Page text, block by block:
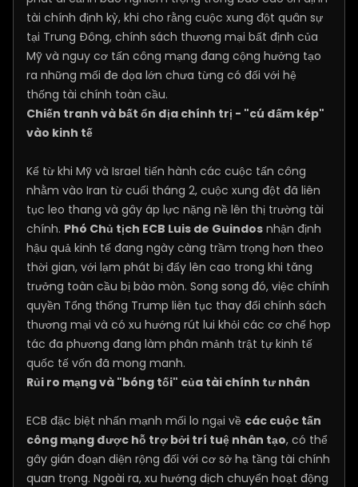
tài chính định kỳ, khi cho rằng cuộc xung đột quân sự
tại Trung Đông, chính sách thương mại bất định của
Mỹ và nguy cơ tấn công mạng đang cộng hưởng tạo
ra những mối đe dọa lớn chưa từng có đối với hệ
thống tài chính toàn cầu.
Chiến tranh và bất ổn địa chính trị - "cú đấm kép"
vào kinh tế
Kể từ khi Mỹ và Israel tiến hành các cuộc tấn công
nhằm vào Iran từ cuối tháng 2, cuộc xung đột đã liên
tục leo thang và gây áp lực nặng nề lên thị trường tài
chính. Phó Chủ tịch ECB Luis de Guindos nhận định
hậu quả kinh tế đang ngày càng trầm trọng hơn theo
thời gian, với lạm phát bị đẩy lên cao trong khi tăng
trưởng toàn cầu bị bào mòn. Song song đó, việc chính
quyền Tổng thống Trump liên tục thay đổi chính sách
thương mại và có xu hướng rút lui khỏi các cơ chế hợp
tác đa phương đang làm phân mảnh trật tự kinh tế
quốc tế vốn đã mong manh.
Rủi ro mạng và "bóng tối" của tài chính tư nhân
ECB đặc biệt nhấn mạnh mối lo ngại về các cuộc tấn
công mạng được hỗ trợ bởi trí tuệ nhân tạo, có thể
gây gián đoạn diện rộng đối với cơ sở hạ tầng tài chính
quan trọng. Ngoài ra, xu hướng dịch chuyển hoạt động